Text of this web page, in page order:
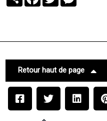
Retour haut de page